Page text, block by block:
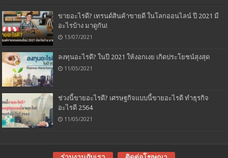
ขายอะไรดี? เทรนด์สินค้าขายดี ในโลกออนไลน์ ปี 2021 มี
อะไรบ้าง มาดูกัน!
13/07/2021
ลงทุนอะไรดี? ในปี 2021 ให้งอกเงย เกิดประโยชน์สุงสุด
11/05/2021
ช่วงนี้ขายอะไรดี? เศรษฐกิจแบบนี้ขายอะไรดี ทำธุรกิจ
อะไรดี 2564
11/05/2021